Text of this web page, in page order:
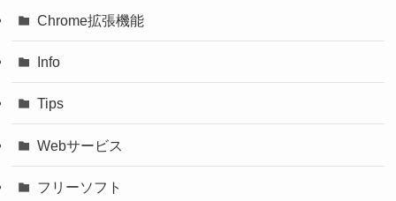
Chrome拡張機能
Info
Tips
Webサービス
フリーソフト